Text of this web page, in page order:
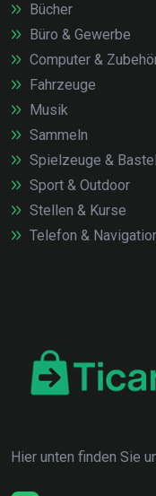
Bücher
Büro & Gewerbe
Computer &
Fahrzeuge
Musik
Sammeln
Spielzeuge &
Sport & Outdoor
Stellen & Kurse
Telefon &
Hier unten finden Sie